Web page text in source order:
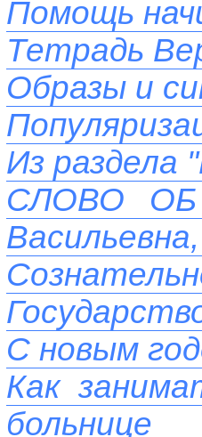
Помощь
Тетрадь
Образы и
Из раздела
СЛОВО ОБ
С новым
Как
больнице